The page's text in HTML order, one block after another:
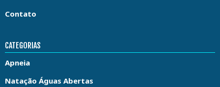
Contato
CATEGORIAS
Apneia
Natação Águas Abertas